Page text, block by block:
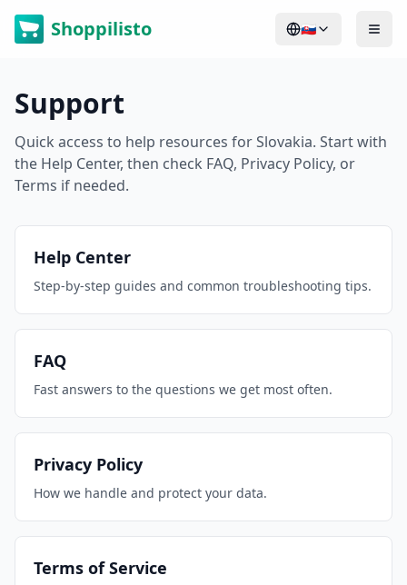
Shoppilisto 🇸🇰
Support
Quick access to help resources forSlovakia. Start with
the Help Center, then check FAQ, Privacy Policy, or
Terms if needed.
Help Center
Step-by-step guides and common troubleshooting tips.
FAQ
Fast answers to the questions we get most often.
Privacy Policy
How we handle and protect your data.
Terms of Service